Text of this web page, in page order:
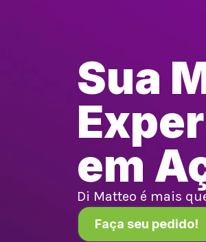
Sua
em
Di Matteo é mais
Faça seu pedido!